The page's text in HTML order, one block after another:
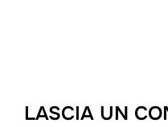
LASCIA UN